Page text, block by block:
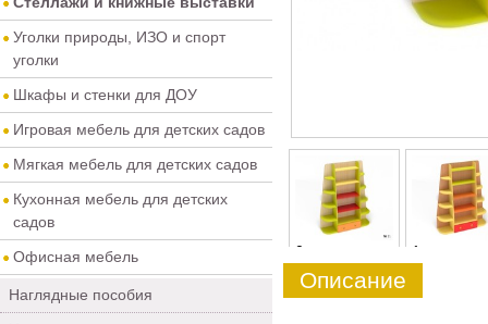
Уголки природы, ИЗО и спорт
уголки
Шкафы и стенки для ДОУ
Игровая мебель для детских садов
Мягкая мебель для детских садов
Кухонная мебель для детских
садов
Офисная мебель
Наглядные пособия
0 1
Описание